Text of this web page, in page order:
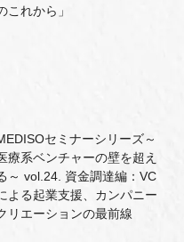
これから」
セミナーシリーズ～
療系ベンチャーの壁を超え
～ vol.24. 資金調達編：VC
よる起業支援、カンパニー
リエーションの最前線